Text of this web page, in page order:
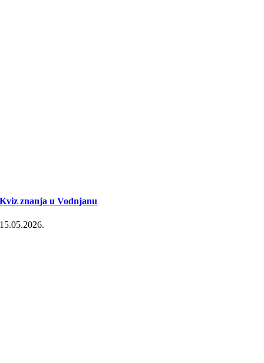
Kviz znanja u Vodnjanu
15.05.2026.